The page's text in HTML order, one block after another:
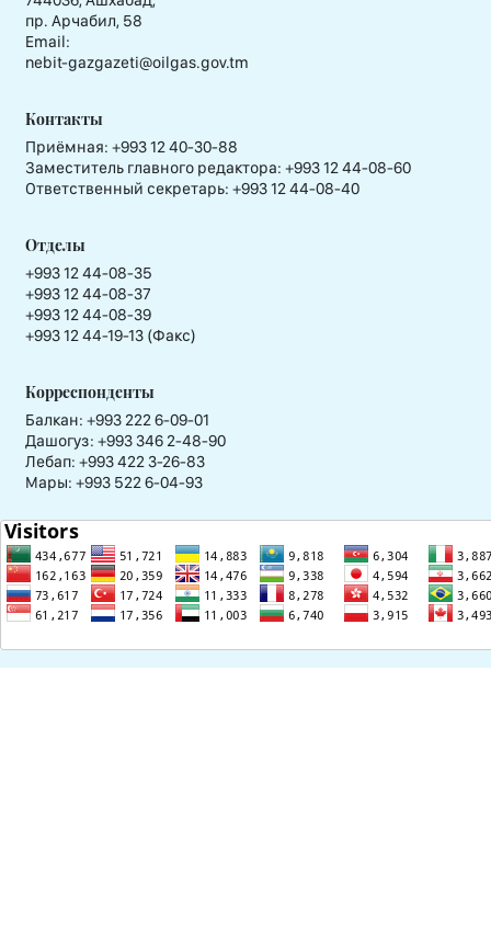
пр. Арчабил, 58
Email:
nebit-gazgazeti@oilgas.gov.tm
Контакты
Приёмная: +993 12 40-30-88
Заместитель главного редактора: +993 12 44-08-60
Ответственный секретарь: +993 12 44-08-40
Отделы
+993 12 44-08-35
+993 12 44-08-37
+993 12 44-08-39
+993 12 44-19-13 (Факс)
Корреспонденты
Балкан: +993 222 6-09-01
Дашогуз: +993 346 2-48-90
Лебап: +993 422 3-26-83
Мары: +993 522 6-04-93